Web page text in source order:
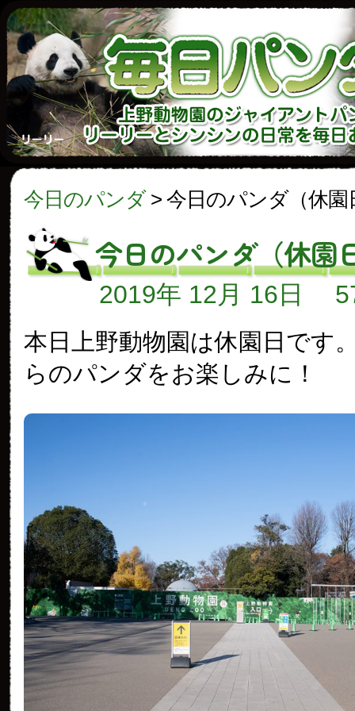
今日のパンダ> 今日のパンダ（休園
今日のパンダ（休園
2019年 12月 16日
本日上野動物園は休園日です
らのパンダをお楽しみに！